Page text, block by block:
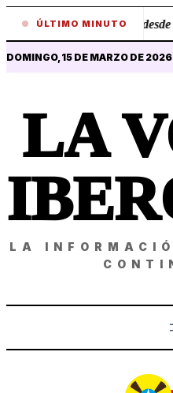
ÚLTIMO MINUTO
• Revelaciones desde
DOMINGO, 15 DE MARZO DE 2026
LA
LA